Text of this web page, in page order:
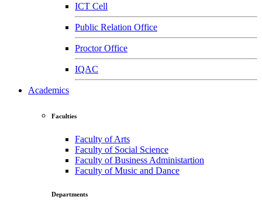
ICT Cell
Public Relation Office
Proctor Office
IQAC
Academics
Faculties
Faculty of Arts
Faculty of Social Science
Faculty of Business Administartion
Faculty of Music and Dance
Departments